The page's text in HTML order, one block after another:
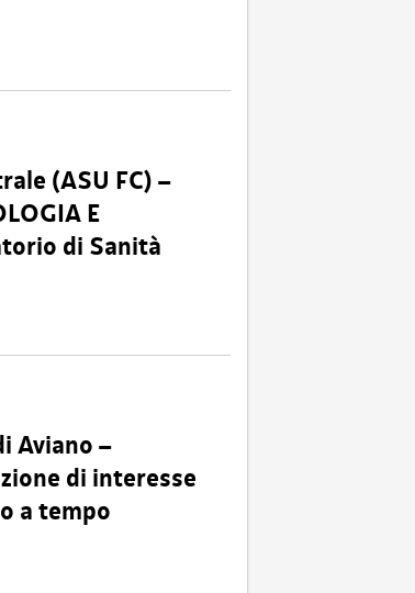
(ASU FC) –
E
di Sanità
Aviano –
di interesse
a tempo